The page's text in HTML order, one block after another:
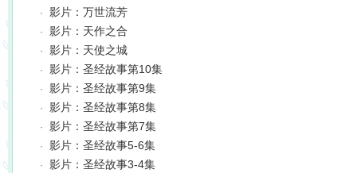
· 影片：万世流芳
· 影片：天作之合
· 影片：天使之城
· 影片：圣经故事第10集
· 影片：圣经故事第9集
· 影片：圣经故事第8集
· 影片：圣经故事第7集
· 影片：圣经故事5-6集
· 影片：圣经故事3-4集